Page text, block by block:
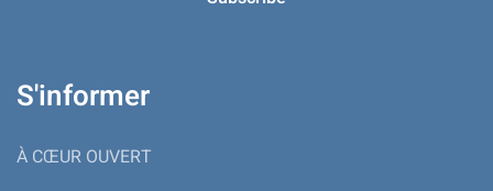
S'informer
À CŒUR OUVERT